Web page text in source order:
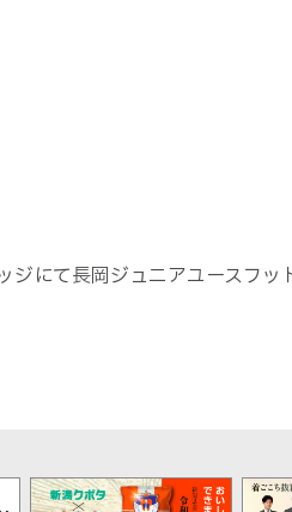
にて長岡ジュニアユースフッ